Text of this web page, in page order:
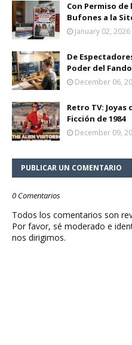
Con Permiso de
Bufones a la
January 02, 2026
De
Poder del
December 06,
Retro TV:
Ficción de 1984
December 09,
PUBLICAR UN COMENTARIO
0 Comentarios
Todos los comentarios son
Por favor, sé moderado e
nos dirigimos.